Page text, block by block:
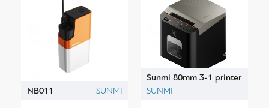
NB011 SUNMI
Sunmi 80mm 3-1 printer
SUNMI